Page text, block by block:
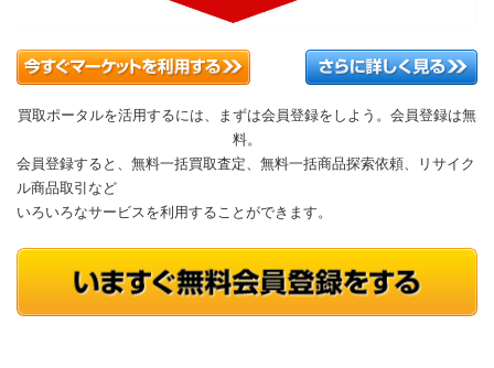
買取ポータルを活用するには、まずは会員登録をしよう。会員登録は無
料。
会員登録すると、無料一括買取査定、無料一括商品探索依頼、リサイク
ル商品取引など
いろいろなサービスを利用することができます。